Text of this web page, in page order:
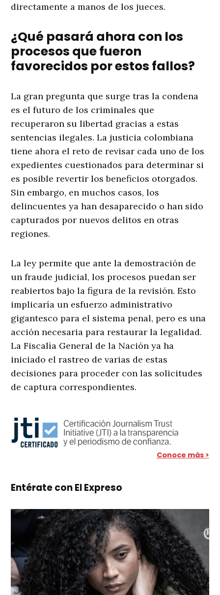
directamente a manos de los jueces.
¿Qué pasará ahora con los
procesos que fueron
favorecidos por estos fallos?
La gran pregunta que surge tras la condena
es el futuro de los criminales que
recuperaron su libertad gracias a estas
sentencias ilegales. La justicia colombiana
tiene ahora el reto de revisar cada uno de los
expedientes cuestionados para determinar si
es posible revertir los beneficios otorgados.
Sin embargo, en muchos casos, los
delincuentes ya han desaparecido o han sido
capturados por nuevos delitos en otras
regiones.
La ley permite que ante la demostración de
un fraude judicial, los procesos puedan ser
reabiertos bajo la figura de la revisión. Esto
implicaría un esfuerzo administrativo
gigantesco para el sistema penal, pero es una
acción necesaria para restaurar la legalidad.
La Fiscalía General de la Nación ya ha
iniciado el rastreo de varias de estas
decisiones para proceder con las solicitudes
de captura correspondientes.
Conoce más >
Entérate con El Expreso